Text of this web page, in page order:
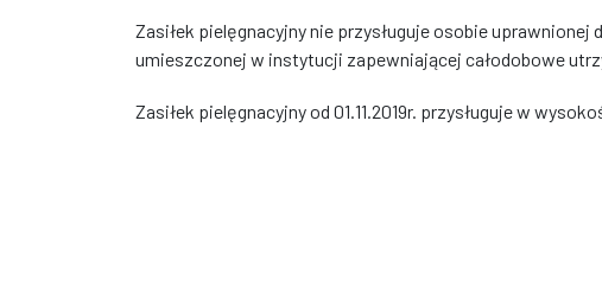
Zasiłek pielęgnacyjny nie przysługuje osobie
umieszczonej w instytucji zapewniającej całodobowe
Zasiłek pielęgnacyjny od 01.11.2019r. przysługuje w